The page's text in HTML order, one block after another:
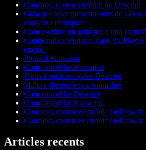
Contacte, correu i telèfon de Descript
Guia per crear presentacions de vídeo
consells i tècniques
Com escriure un guió per a una
Comparativa Wellsaid Labs vs.
opció?
Preus d'Animaker
Com cancel·lar Animaker
Preus i opinions sobre Descript
Millors alternatives a Animaker
Com cancel·lar Descript
Com cancel·lar Kapwing
Contacte, correu electrònic i telèfon
Contacte, correu electrònic i telèfon
Articles recents